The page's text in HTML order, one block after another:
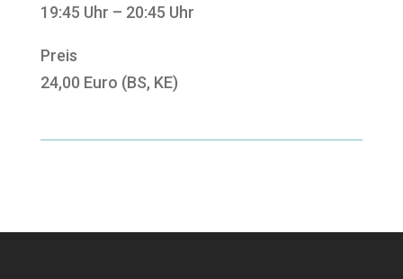
19:45 Uhr – 20:45 Uhr
Preis
24,00 Euro (BS, KE)